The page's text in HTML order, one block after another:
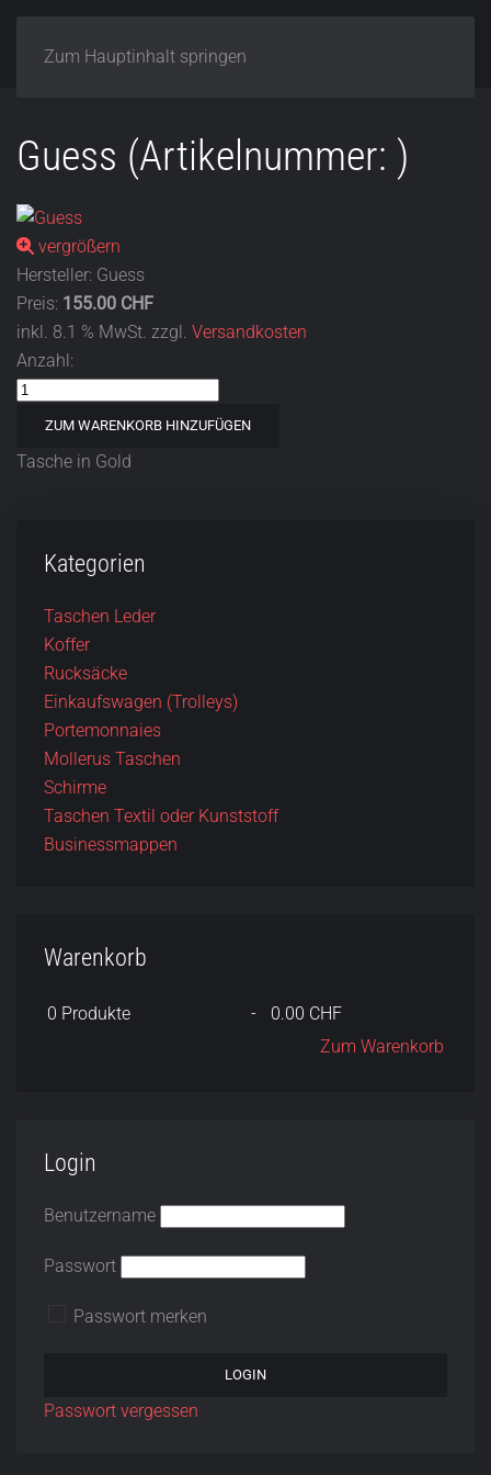
Zum Hauptinhalt springen
Guess (Artikelnummer: )
vergrößern
Hersteller: Guess
Preis: 155.00 CHF
inkl. 8.1 % MwSt. zzgl. Versandkosten
Anzahl:
Tasche in Gold
Kategorien
Taschen Leder
Koffer
Rucksäcke
Einkaufswagen (Trolleys)
Portemonnaies
Mollerus Taschen
Schirme
Taschen Textil oder Kunststoff
Businessmappen
Warenkorb
0 Produkte -
0.00 CHF
Zum Warenkorb
Login
Benutzername
Passwort
Passwort merken
Passwort vergessen